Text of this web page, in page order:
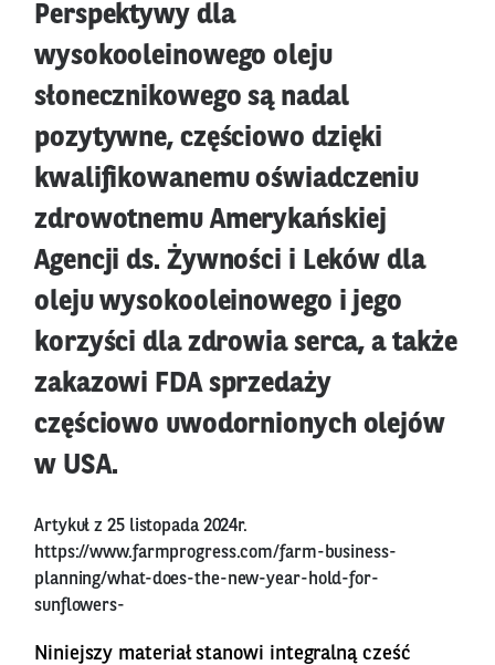
Perspektywy dla
wysokooleinowego oleju
słonecznikowego są nadal
pozytywne, częściowo dzięki
kwalifikowanemu oświadczeniu
zdrowotnemu Amerykańskiej
Agencji ds. Żywności i Leków dla
oleju wysokooleinowego i jego
korzyści dla zdrowia serca, a także
zakazowi FDA sprzedaży
częściowo uwodornionych olejów
w USA.
Artykuł z 25 listopada 2024r.
https://www.farmprogress.com/farm-business-
planning/what-does-the-new-year-hold-for-
sunflowers-
Niniejszy materiał stanowi integralną cześć